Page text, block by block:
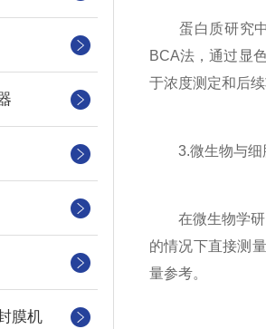
膜机
蛋白质研究中
BCA法，通过显
于浓度测定和后
3.微生物与细
在微生物学研究
的情况下直接测
量参考。